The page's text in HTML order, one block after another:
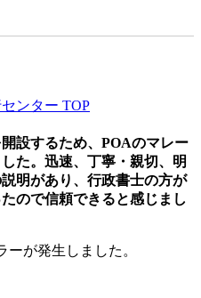
ンター TOP
設するため、POAのマレー
た。迅速、丁寧・親切、明
明があり、行政書士の方が
ので信頼できると感じまし
が発生しました。